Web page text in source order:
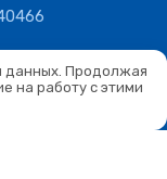
данных. Продолжая
на работу с этими